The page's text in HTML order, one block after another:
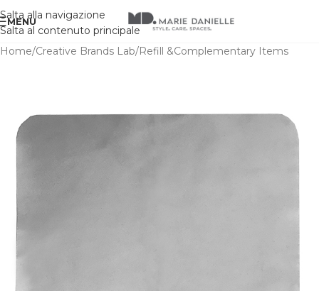
Salta alla navigazione
Salta al contenuto principale
MENU
Home/Creative Brands Lab/Refill &Complementary Items